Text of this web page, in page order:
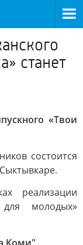
станет
«Твои
состоится
реализации
молодых»